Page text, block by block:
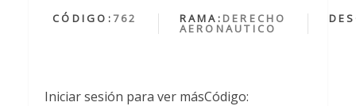
CÓDIGO: 762 RAMA: DERECHO
AERONAUTICO
Iniciar sesión para ver másCódigo: